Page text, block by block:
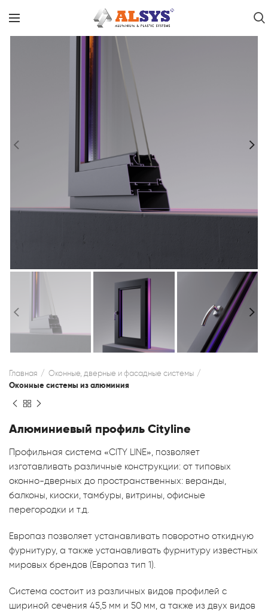
Главная Оконные, дверные и фасадные системы
Оконные системы из алюминия
Алюминиевый профиль Cityline
Профильная система «CITY LINE», позволяет
изготавливать различные конструкции: от типовых
оконно-дверных до пространственных: веранды,
балконы, киоски, тамбуры, витрины, офисные
перегородки и т.д.
Европаз позволяет устанавливать поворотно откидную
фурнитуру, а также устанавливать фурнитуру известных
мировых брендов (Европаз тип 1).
Система состоит из различных видов профилей с
шириной сечения 45,5 мм и 50 мм, а также из двух видов